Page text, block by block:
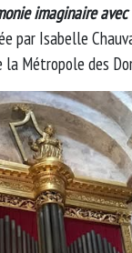
imaginaire
par Isabelle
Métropole des